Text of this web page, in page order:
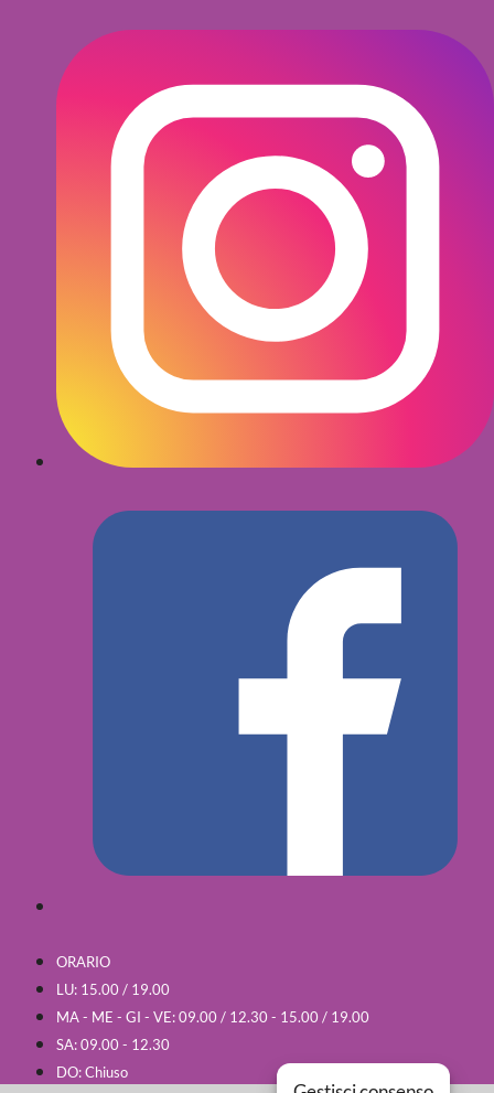
ORARIO
LU: 15.00 / 19.00
MA - ME - GI - VE: 09.00 / 12.30 - 15.00 / 19.00
SA: 09.00 - 12.30
DO: Chiuso